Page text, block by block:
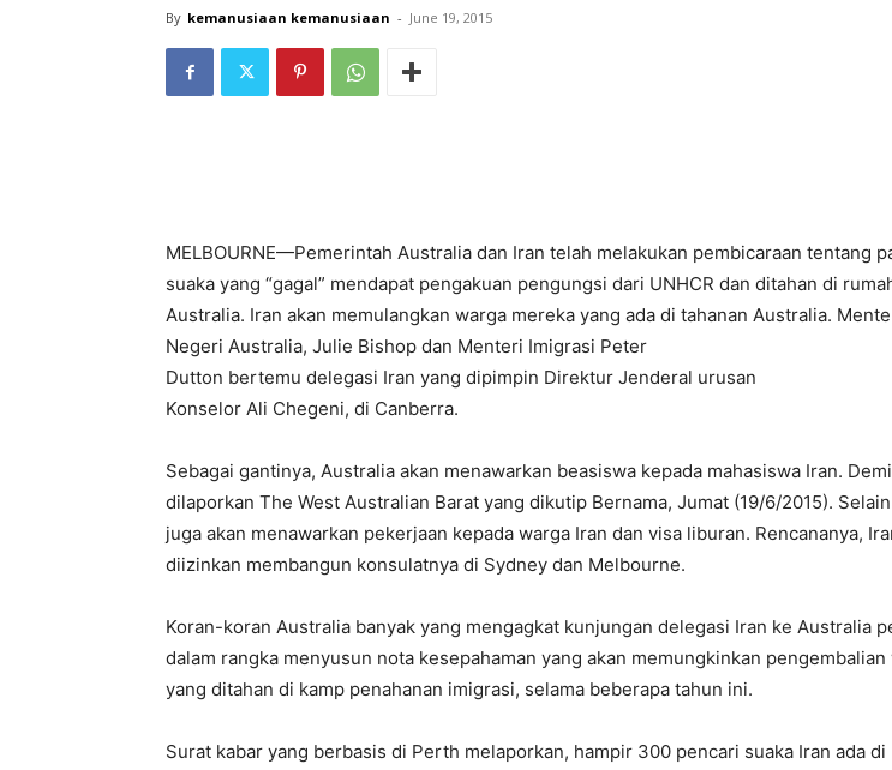
By kemanusiaan kemanusiaan - June 19, 2015
MELBOURNE—Pemerintah Australia dan Iran telah melakukan pembicaraan tentang
suaka yang “gagal” mendapat pengakuan pengungsi dari UNHCR dan ditahan di
Australia. Iran akan memulangkan warga mereka yang ada di tahanan Australia.
Negeri Australia, Julie Bishop dan Menteri Imigrasi Peter
Dutton bertemu delegasi Iran yang dipimpin Direktur Jenderal urusan
Konselor Ali Chegeni, di Canberra.
Sebagai gantinya, Australia akan menawarkan beasiswa kepada mahasiswa Iran.
dilaporkan The West Australian Barat yang dikutip Bernama, Jumat (19/6/2015).
juga akan menawarkan pekerjaan kepada warga Iran dan visa liburan. Rencananya,
diizinkan membangun konsulatnya di Sydney dan Melbourne.
Koran-koran Australia banyak yang mengagkat kunjungan delegasi Iran ke Australia
dalam rangka menyusun nota kesepahaman yang akan memungkinkan pengembalian
yang ditahan di kamp penahanan imigrasi, selama beberapa tahun ini.
Surat kabar yang berbasis di Perth melaporkan, hampir 300 pencari suaka Iran ada di